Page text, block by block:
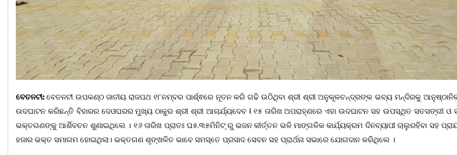
ବେତନଟୀ: ବେତନଟୀ ଉପକଣ୍ଠ ଜାତୀୟ ରାଜପଥ ୧୮ନମ୍ବର ପାର୍ଶ୍ଵରେ ନୂତନ କରି ଗଢି ଉଠିଥିବା ଶ୍ରୀ ଶ୍ରୀ ଅନୁକୂଳଚନ୍ଦ୍ରଙ୍କ ଭବ୍ୟ ମନ୍ଦିରକୁ
ଉଦଘାଟନ କରିଛନ୍ତି ବିହାରର ଦେଓଘରର ମୁଖ୍ୟ ଠାକୁର ଶ୍ରୀ ଶ୍ରୀ ଆଚାର୍ଯ୍ୟଦେବ I ୧୫ ତାରିଖ ଅପରାହ୍ଣରେ ଏହା ଉଦଘାଟନ ସହ ଉପସ୍ଥିତ ସତସଙ୍ଗୀ ଓ
ଭକ୍ତଗଣଙ୍କୁ ଆର୍ଶିବଚନ ଶୁଣାଇଥିଲେ । ୧୬ ତାରିଖ ପ୍ରାତଃ ଘ୫.୩୫ମିନିଟ୍ ରୁ ଭଜନ କୀର୍ତ୍ତନ ଭଳି ମାଙ୍ଗଳିକ କାର୍ଯ୍ୟକ୍ରମ ଦିନବ୍ୟାପୀ ଚାଲୁରହିବା ସହ
ହଜାର ଭକ୍ତ ସମାଗମ ହୋଇଥିଲା। ଭକ୍ତଗଣ ଶୃଙ୍ଖଳିତ ଭାବେ ସମସ୍ତେ ପ୍ରସାଦ ସେବନ ସହ ପ୍ରାର୍ଥନା ସଭାରେ ଯୋଗଦାନ କରିଥିଲେ ।